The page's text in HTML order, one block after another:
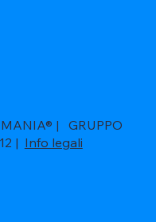
| GRUPPO
| Info legali